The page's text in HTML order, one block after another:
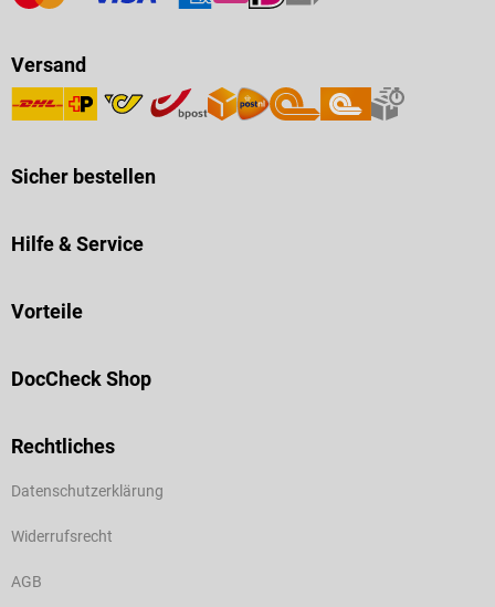
Versand
Sicher bestellen
Hilfe & Service
Vorteile
DocCheck Shop
Rechtliches
Datenschutzerklärung
Widerrufsrecht
AGB